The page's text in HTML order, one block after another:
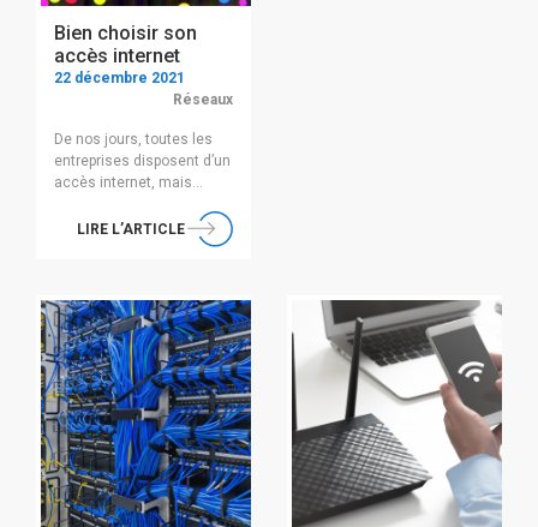
Bien choisir son
accès internet
22 décembre 2021
Réseaux
De nos jours, toutes les
entreprises disposent d’un
accès internet, mais
Avant d’aborder quelques
éléments techniques
primordiaux dans les
accès internet. Le
premier est la latence, que
l’on peut résumer au
temps mis pour qu’un
message aille de […]
LIRE L’ARTICLE